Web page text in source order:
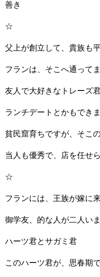
善き
☆
父上が創立して、貴族も
フランは、そこへ通ってま
友人で大好きなトレーズ
ランチデートとかもできま
貧民窟育ちですが、そこ
当人も優秀で、店を任せ
☆
フランには、王族が嫁に
御学友、的な人が二人いま
ハーツ君とサガミ君
このハーツ君が、思春期